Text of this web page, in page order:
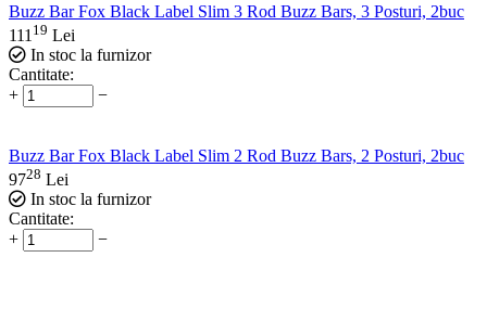
Buzz Bar Fox Black Label Slim 3 Rod Buzz Bars, 3 Posturi, 2buc
111 19 Lei
In stoc la furnizor
Cantitate:
+
−
Buzz Bar Fox Black Label Slim 2 Rod Buzz Bars, 2 Posturi, 2buc
9728 Lei
In stoc la furnizor
Cantitate:
+
−